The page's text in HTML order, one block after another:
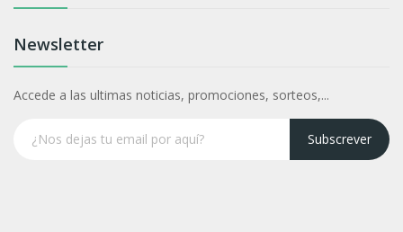
Newsletter
Accede a las ultimas noticias, promociones, sorteos,...
Subscrever